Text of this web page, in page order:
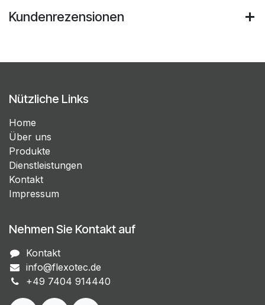
Kundenrezensionen
Nützliche Links
Home
Über uns
Produkte
Dienstleistungen
Kontakt
Impressum
Nehmen Sie Kontakt auf
Kontakt
info@flexotec.de
+49 7404 914440